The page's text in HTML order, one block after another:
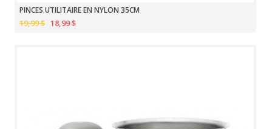
PINCES UTILITAIRE EN NYLON 35CM
19,99 $ 18,99 $